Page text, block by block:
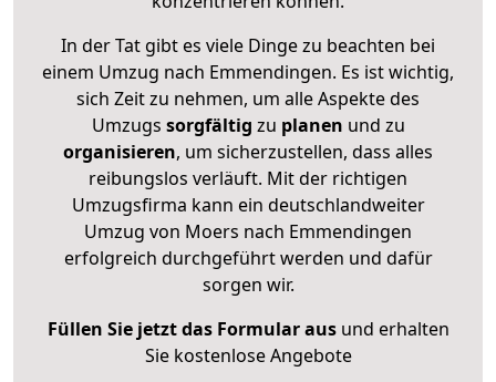
In der Tat gibt es viele Dinge zu beachten bei
einem Umzug nach Emmendingen. Es ist wichtig,
sich Zeit zu nehmen, um alle Aspekte des
Umzugs sorgfältig zu planen und zu
organisieren, um sicherzustellen, dass alles
reibungslos verläuft. Mit der richtigen
Umzugsfirma kann ein deutschlandweiter
Umzug von Moers nach Emmendingen
erfolgreich durchgeführt werden und dafür
sorgen wir.
Füllen Sie jetzt das Formular ausund erhalten
Sie kostenlose Angebote